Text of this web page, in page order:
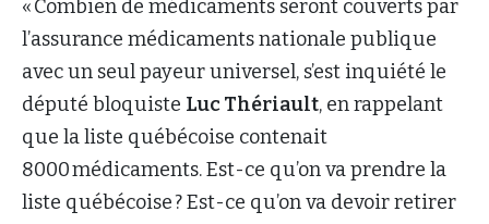
« Combien de médicaments seront couverts par
l’assurance médicaments nationale publique
avec un seul payeur universel, s’est inquiété le
député bloquiste Luc Thériault, en rappelant
que la liste québécoise contenait
8000 médicaments. Est-ce qu’on va prendre la
liste québécoise ? Est-ce qu’on va devoir retirer